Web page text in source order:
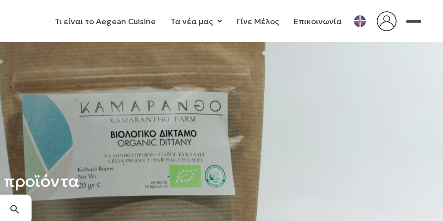
Τι είναι το Aegean Cuisine Τα νέα μας Γίνε Μέλος Επικοινωνία